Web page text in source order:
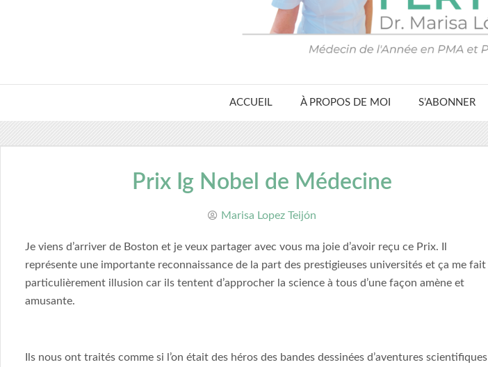
ACCUEIL À PROPOS DE MOI S’ABONNER
Prix Ig Nobel de Médecine
Marisa Lopez Teijón
Je viens d’arriver de Boston et je veux partager avec vous ma joie d’avoir reçu ce Prix. Il
représente une importante reconnaissance de la part des prestigieuses universités et ça me fait
particulièrement illusion car ils tentent d’approcher la science à tous d’une façon amène et
amusante.
Ils nous ont traités comme si l’on était des héros des bandes dessinées d’aventures scientifiques